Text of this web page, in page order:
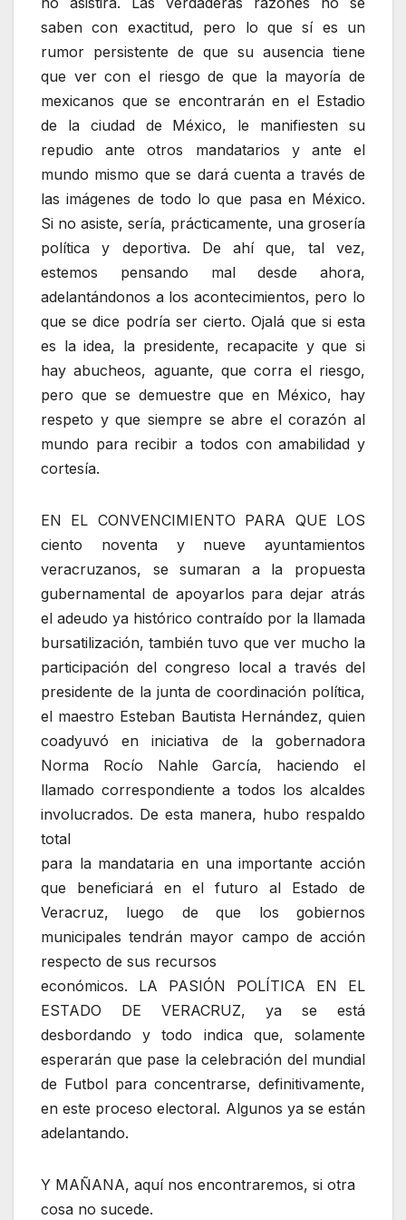
saben con exactitud, pero lo que sí es un
rumor persistente de que su ausencia tiene
que ver con el riesgo de que la mayoría de
mexicanos que se encontrarán en el Estadio
de la ciudad de México, le manifiesten su
repudio ante otros mandatarios y ante el
mundo mismo que se dará cuenta a través de
las imágenes de todo lo que pasa en México.
Si no asiste, sería, prácticamente, una grosería
política y deportiva. De ahí que, tal vez,
estemos pensando mal desde ahora,
adelantándonos a los acontecimientos, pero lo
que se dice podría ser cierto. Ojalá que si esta
es la idea, la presidente, recapacite y que si
hay abucheos, aguante, que corra el riesgo,
pero que se demuestre que en México, hay
respeto y que siempre se abre el corazón al
mundo para recibir a todos con amabilidad y
cortesía.
EN EL CONVENCIMIENTO PARA QUE LOS
ciento noventa y nueve ayuntamientos
veracruzanos, se sumaran a la propuesta
gubernamental de apoyarlos para dejar atrás
el adeudo ya histórico contraído por la llamada
bursatilización, también tuvo que ver mucho la
participación del congreso local a través del
presidente de la junta de coordinación política,
el maestro Esteban Bautista Hernández, quien
coadyuvó en iniciativa de la gobernadora
Norma Rocío Nahle García, haciendo el
llamado correspondiente a todos los alcaldes
involucrados. De esta manera, hubo respaldo
total
para la mandataria en una importante acción
que beneficiará en el futuro al Estado de
Veracruz, luego de que los gobiernos
municipales tendrán mayor campo de acción
respecto de sus recursos
económicos. LA PASIÓN POLÍTICA EN EL
ESTADO DE VERACRUZ, ya se está
desbordando y todo indica que, solamente
esperarán que pase la celebración del mundial
de Futbol para concentrarse, definitivamente,
en este proceso electoral. Algunos ya se están
adelantando.
Y MAÑANA, aquí nos encontraremos, si otra
cosa no sucede.